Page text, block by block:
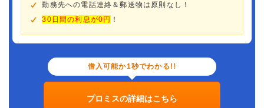
勤務先への電話連絡＆郵送物は原則なし！
30日間の利息が0円 ！
借入可能か1秒でわかる!!
プロミスの詳細はこちら